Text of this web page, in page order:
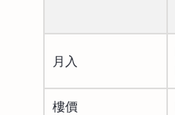
月入
樓價